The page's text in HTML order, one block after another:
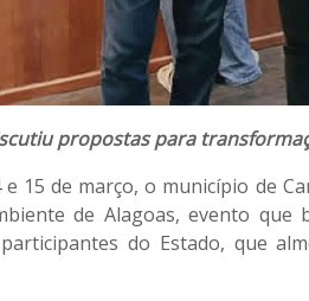
propostas para
e 15 de março, o município de
de Alagoas, evento
do Estado, que